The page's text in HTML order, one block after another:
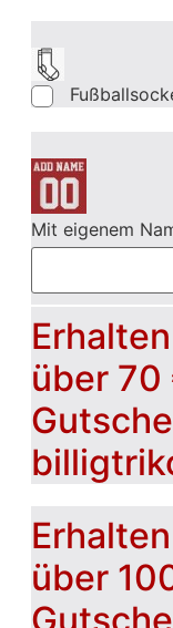
Mit eigenem
über 70
über